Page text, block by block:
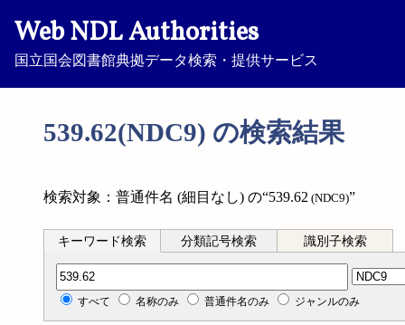
Web NDL Authorities
国立国会図書館典拠データ検索・提供サービス
539.62(NDC9) の検索結果
検索対象：普通件名 (細目なし) の“539.62 (NDC9)”
キーワード検索 分類記号検索 識別子検索
分類記号検索
すべて 名称のみ 普通件名のみ ジャンルのみ